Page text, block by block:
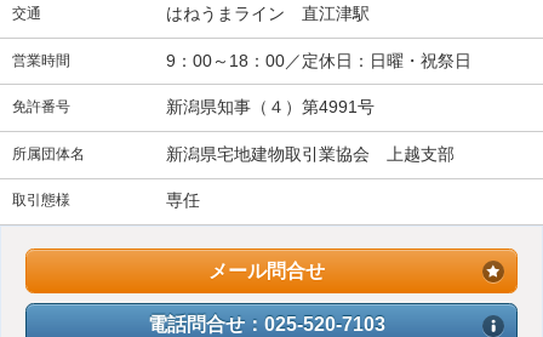
交通 はねうまライン 直江津駅
営業時間 9：00～18：00／定休日：日曜・祝祭日
免許番号 新潟県知事（４）第4991号
所属団体名 新潟県宅地建物取引業協会 上越支部
取引態様 専任
メール問合せ
電話問合せ：025-520-7103